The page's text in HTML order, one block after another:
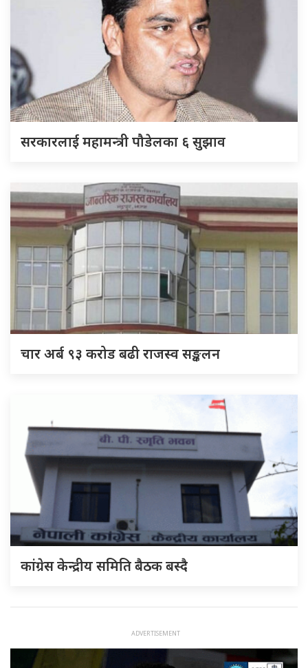
सरकारलाई महामन्त्री पौडेलका ६ सुझाव
चार अर्ब ९३ करोड बढी राजस्व सङ्कलन
कांग्रेस केन्द्रीय समिति बैठक बस्दै